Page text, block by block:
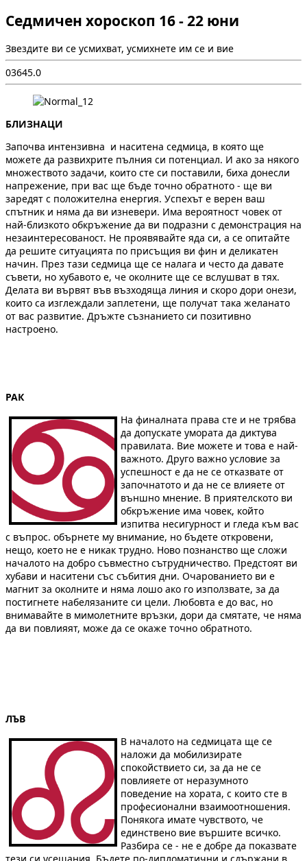
Седмичен хороскоп 16 - 22 юни
Звездите ви се усмихват, усмихнете им се и вие
03645.0
БЛИЗНАЦИ
Започва интензивна и наситена седмица, в която ще
можете да развихрите пълния си потенциал. И ако за някого
множеството задачи, които сте си поставили, биха донесли
напрежение, при вас ще бъде точно обратното - ще ви
заредят с положителна енергия. Успехът е верен ваш
спътник и няма да ви изневери. Има вероятност човек от
най-близкото обкръжение да ви подразни с демонстрация на
незаинтересованост. Не проявявайте яда си, а се опитайте
да решите ситуацията по присъщия ви фин и деликатен
начин. През тази седмица ще се налага и често да давате
съвети, но хубавото е, че околните ще се вслушват в тях.
Делата ви вървят във възходяща линия и скоро дори онези,
които са изглеждали заплетени, ще получат така желанато
от вас развитие. Дръжте съзнанието си позитивно
настроено.
РАК
На финалната права сте и не трябва
да допускате умората да диктува
правилата. Вие можете и това е най-
важното. Друго важно условие за
успешност е да не се отказвате от
започнатото и да не се влияете от
външно мнение. В приятелското ви
обкръжение има човек, който
изпитва несигурност и гледа към вас
с въпрос. обърнете му внимание, но бъдете откровени,
нещо, което не е никак трудно. Ново познанство ще сложи
началото на добро съвместно сътрудничество. Предстоят ви
хубави и наситени със събития дни. Очарованието ви е
магнит за околните и няма лошо ако го използвате, за да
постигнете набелязаните си цели. Любовта е до вас, но
внимавайте в мимолетните връзки, дори да смятате, че няма
да ви повлияят, може да се окаже точно обратното.
ЛЪВ
В началото на седмицата ще се
наложи да мобилизирате
спокойствието си, за да не се
повлияете от неразумното
поведение на хората, с които сте в
професионални взаимоотношения.
Понякога имате чувството, че
единствено вие вършите всичко.
Разбира се - не е добре да показвате